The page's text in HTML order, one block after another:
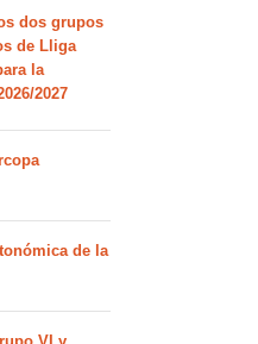
dos grupos
de Lliga
la
2027
de la